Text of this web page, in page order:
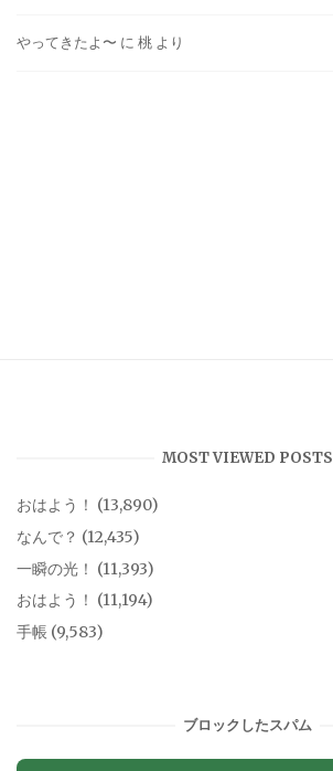
やってきたよ〜 に 桃 より
MOST VIEWED POSTS
おはよう！ (13,890)
なんで？ (12,435)
一瞬の光！ (11,393)
おはよう！ (11,194)
手帳 (9,583)
ブロックしたスパム